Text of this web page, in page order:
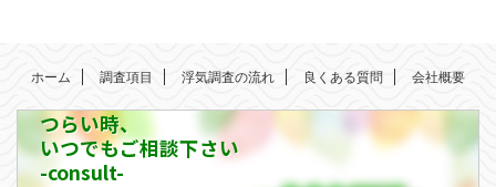
ホーム 調査項目 浮気調査の流れ 良くある質問 会社概要
つらい時、
いつでもご相談下さい
-consult-